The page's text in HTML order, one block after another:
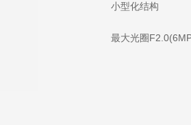
小型化结构
最大光圈F2.0(